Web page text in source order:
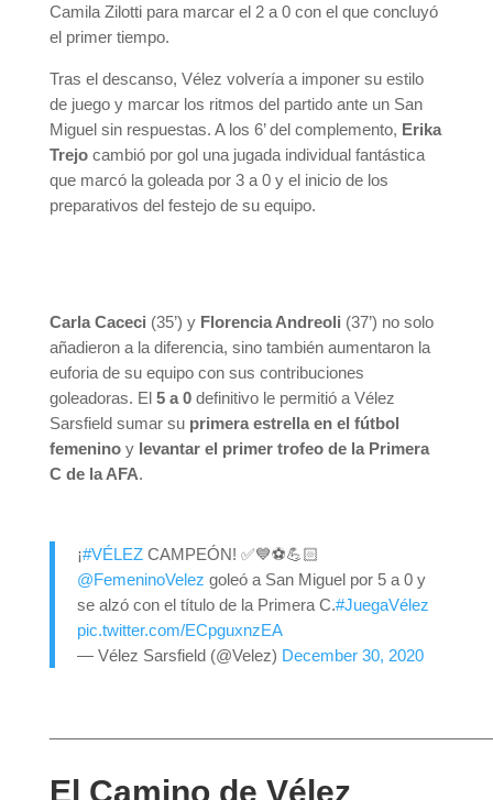
Camila Zilotti para marcar el 2 a 0 con el que concluyó
el primer tiempo.
Tras el descanso, Vélez volvería a imponer su estilo
de juego y marcar los ritmos del partido ante un San
Miguel sin respuestas. A los 6’ del complemento, Erika
Trejocambió por gol una jugada individual fantástica
que marcó la goleada por 3 a 0 y el inicio de los
preparativos del festejo de su equipo.
Carla Caceci (35’) y Florencia Andreoli (37’) no solo
añadieron a la diferencia, sino también aumentaron la
euforia de su equipo con sus contribuciones
goleadoras. El 5 a 0definitivo le permitió a Vélez
Sarsfield sumar su primera estrella en el fútbol
femeninoy levantar el primer trofeo de la Primera
C de la AFA.
¡#VÉLEZCAMPEÓN! ✅💙⚽💪🏻
@FemeninoVelez goleó a San Miguel por 5 a 0 y
se alzó con el título de la Primera C.#JuegaVélez
pic.twitter.com/ECpguxnzEA
— Vélez Sarsfield (@Velez) December 30, 2020
El Camino de Vélez